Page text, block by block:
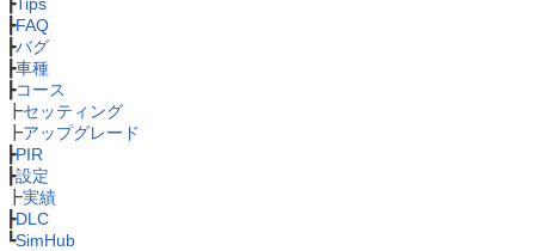
┣FAQ
┣バグ
┣車種
┣コース
┣セッティング
┣アップグレード
┣PIR
┣設定
┣実績
┣DLC
┗SimHub